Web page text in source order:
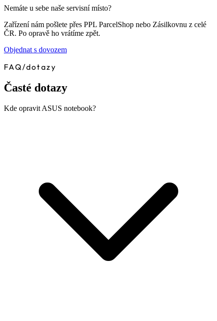
Nemáte u sebe naše servisní místo?
Zařízení nám pošlete přes PPL ParcelShop nebo Zásilkovnu z celé
ČR. Po opravě ho vrátíme zpět.
Objednat s dovozem
FAQ /dotazy
Časté dotazy
Kde opravit ASUS notebook?